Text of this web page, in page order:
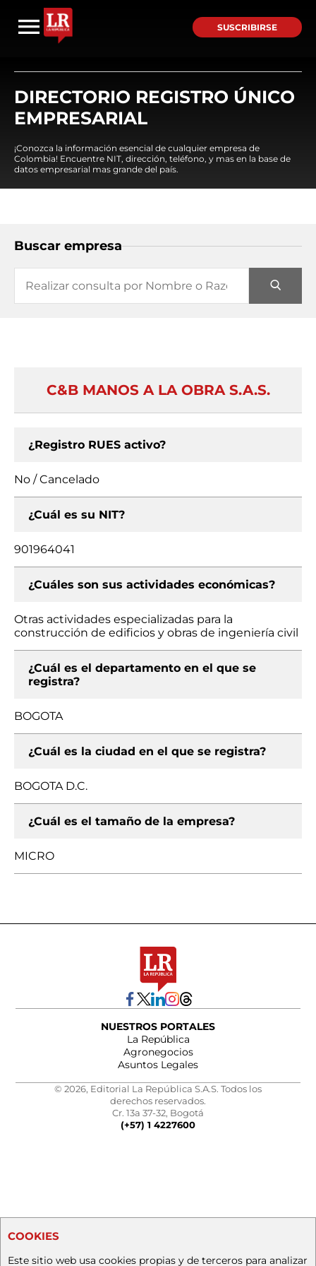
SUSCRIBIRSE
DIRECTORIO REGISTRO ÚNICO
EMPRESARIAL
¡Conozca la información esencial de cualquier empresa de
Colombia! Encuentre NIT, dirección, teléfono, y mas en la base de
datos empresarial mas grande del país.
Buscar empresa
C&B MANOS A LA OBRA S.A.S.
¿Registro RUES activo?
No / Cancelado
¿Cuál es su NIT?
901964041
¿Cuáles son sus actividades económicas?
Otras actividades especializadas para la
construcción de edificios y obras de ingeniería civil
¿Cuál es el departamento en el que se
registra?
BOGOTA
¿Cuál es la ciudad en el que se registra?
BOGOTA D.C.
¿Cuál es el tamaño de la empresa?
MICRO
NUESTROS PORTALES
La República
Agronegocios
Asuntos Legales
© 2026, Editorial La República S.A.S. Todos los
derechos reservados.
Cr. 13a 37-32, Bogotá
(+57) 1 4227600
COOKIES
Este sitio web usa cookies propias y de terceros para analizar